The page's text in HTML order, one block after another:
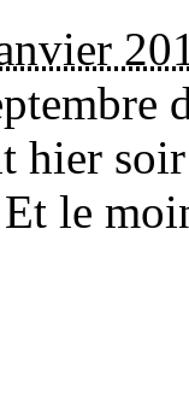
hier
le